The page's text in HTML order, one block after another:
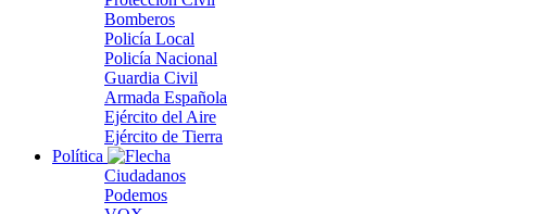
Bomberos
Policía Local
Policía Nacional
Guardia Civil
Armada Española
Ejército del Aire
Ejército de Tierra
Política
Ciudadanos
Podemos